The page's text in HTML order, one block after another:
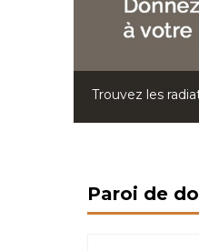
Trouvez les
Paroi de